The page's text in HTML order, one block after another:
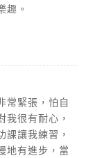
趣。
常緊張，怕自
我很有耐心，
課讓我練習，
地有進步，當